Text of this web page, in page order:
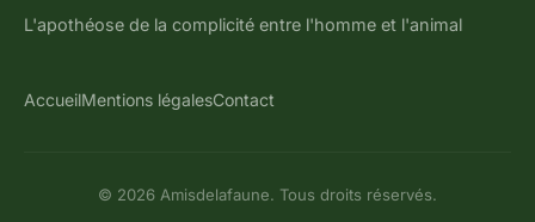
L'apothéose de la complicité entre l'homme et l'animal
AccueilMentions légalesContact
© 2026 Amisdelafaune. Tous droits réservés.